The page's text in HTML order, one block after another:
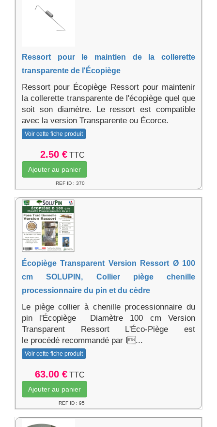
Ressort pour le maintien de la collerette
transparente de l'Écopiège
Ressort pour Écopiège Ressort pour maintenir
la collerette transparente de l'écopiège quel que
soit son diamètre. Le ressort est compatible
avec la version Transparente ou Écorce.
Voir cette fiche produit
2.50 € TTC
Ajouter au panier
REF ID : 370
Écopiège Transparent Version Ressort Ø 100
cm SOLUPIN, Collier piège chenille
processionnaire du pin et du cèdre
Le piège collier à chenille processionnaire du
pin l'Écopiège Diamètre 100 cm Version
Transparent Ressort L'Éco-Piège est
le procédé recommandé par l...
Voir cette fiche produit
63.00 € TTC
Ajouter au panier
REF ID : 95